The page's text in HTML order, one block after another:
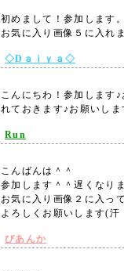
初めまして！参加します
お気に入り画像５に入
◇Dａｉｙａ◇
こんにちわ！参加します
れておきます♪お願い
Run
こんばんは＾＾
参加します＾＾遅くなり
お気に入り画像２に入っ
よろしくお願いします(
びあんか